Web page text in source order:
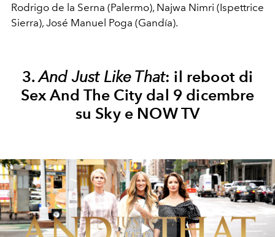
Rodrigo de la Serna (Palermo), Najwa Nimri (Ispettrice
Sierra), José Manuel Poga (Gandía).
3.And Just Like That: il reboot di
Sex And The City dal 9 dicembre
su Sky e NOW TV